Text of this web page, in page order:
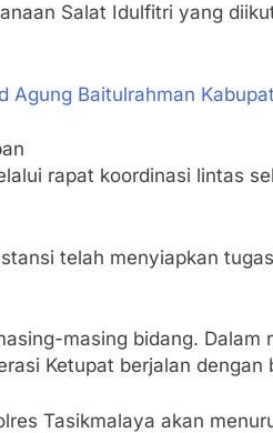
Salat Idulfitri yang
Agung Baitulrahman
rapat koordinasi lintas
telah menyiapkan
masing bidang.
Ketupat berjalan dengan
Tasikmalaya akan